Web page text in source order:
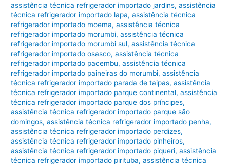
assistência técnica refrigerador importado jardins,assistência
técnica refrigerador importado lapa,assistência técnica
refrigerador importado moema,assistência técnica
refrigerador importado morumbi,assistência técnica
refrigerador importado morumbi sul,assistência técnica
refrigerador importado osasco,assistência técnica
refrigerador importado pacembu,assistência técnica
refrigerador importado paineiras do morumbi,assistência
técnica refrigerador importado parada de taipas,assistência
técnica refrigerador importado parque continental,assistência
técnica refrigerador importado parque dos príncipes,
assistência técnica refrigerador importado parque são
domingos,assistência técnica refrigerador importado penha,
assistência técnica refrigerador importado perdizes,
assistência técnica refrigerador importado pinheiros,
assistência técnica refrigerador importado piqueri,assistência
técnica refrigerador importado pirituba,assistência técnica